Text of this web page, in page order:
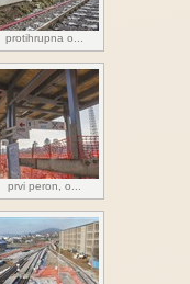
protihrupna o...
prvi peron, o...